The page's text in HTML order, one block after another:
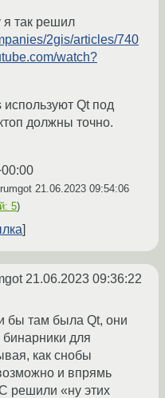
так решил
2gis/articles/740
watch?
Qt под
должны точно.
21.06.2023 09:54:06
5)
21.06.2023 09:36:22
бы там была Qt, они
для
как снобы
и впрямь
решили «ну этих